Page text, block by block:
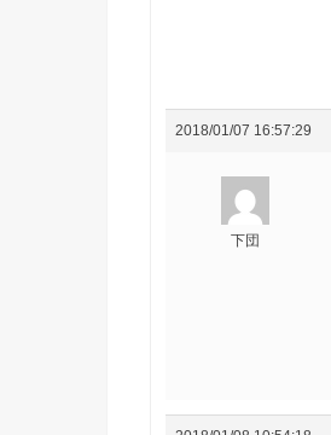
2018/01/07 16:57:29
下団